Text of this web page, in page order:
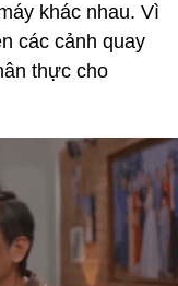
khác nhau. Vì
các cảnh quay
thực cho